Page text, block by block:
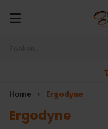
Home Ergodyne
Ergodyne